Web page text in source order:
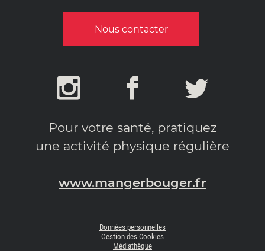
Nous contacter
Pour votre santé, pratiquez
une activité physique régulière
www.mangerbouger.fr
Données personnelles
Gestion des Cookies
Médiathèque